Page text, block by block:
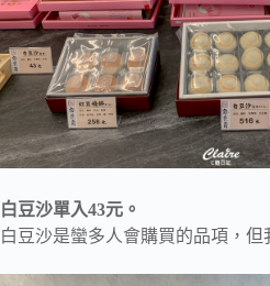
白豆沙單入43元。
白豆沙是蠻多人會購買的品項，但